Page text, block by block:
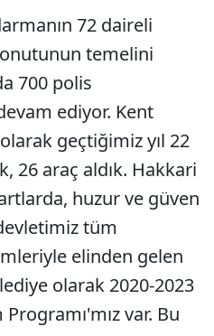
72 daireli
temelini
700 polis
ediyor. Kent
geçtiğimiz yıl 22
26 araç aldık. Hakkari
huzur ve güven
tüm
elinden gelen
olarak 2020-2023
var. Bu